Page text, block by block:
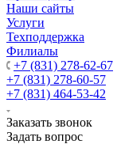
Наши сайты
Услуги
Техподдержка
Филиалы
+7 (831) 278-62-67
+7 (831) 278-60-57
+7 (831) 464-53-42
Заказать звонок
Задать вопрос